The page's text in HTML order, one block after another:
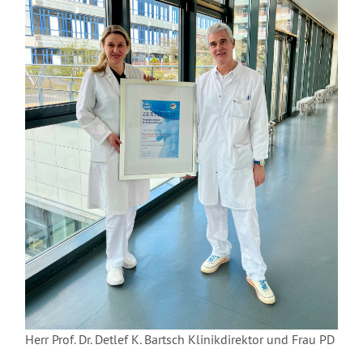
Herr Prof. Dr. Detlef K. Bartsch Klinikdirektor und Frau PD